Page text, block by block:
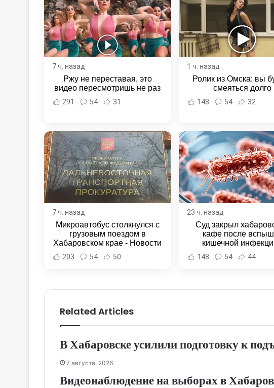
7 ч. назад
Ржу не переставая, это
видео пересмотришь не раз
291 54 31
1 ч. назад
Ролик из Омска: вы
смеяться долго
148 54 32
7 ч. назад
Микроавтобус столкнулся с
грузовым поездом в
Хабаровском крае - Новости
Хабаровска и Хабаровского
края
203 54 50
23 ч. назад
Суд закрыл
кафе после
кишечной
Новости
Хабаровского края
148 54 44
Related Articles
В Хабаровске усилили подготовку к
7 августа, 2026
Видеонаблюдение на выборах в